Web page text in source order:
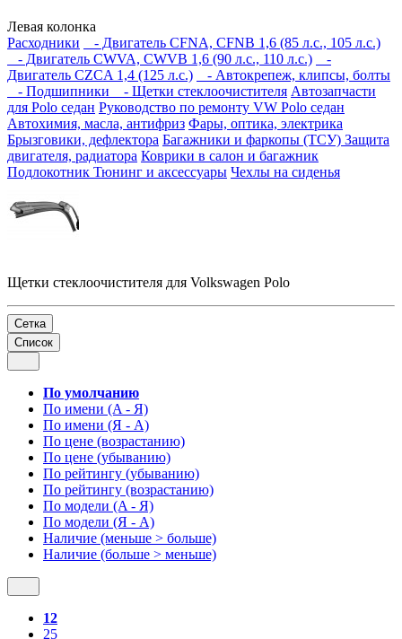
Левая колонка
Расходники
- Двигатель CFNA, CFNB 1,6 (85 л.с., 105 л.с.)
- Двигатель CWVA, CWVB 1,6 (90 л.с., 110 л.с.)
-
Двигатель CZCA 1,4 (125 л.с.)
- Автокрепеж, клипсы, болты
- Подшипники
- Щетки стеклоочистителя Автозапчасти
для Polo седан Руководство по ремонту VW Polo седан
Автохимия, масла, антифриз Фары, оптика, электрика
Брызговики, дефлектора Багажники и фаркопы (ТСУ) Защита
двигателя, радиатора Коврики в салон и багажник
Подлокотник Тюнинг и аксессуары Чехлы на сиденья
Щетки стеклоочистителя для Volkswagen Polo
Сетка
Список
По умолчанию
По имени (A - Я)
По имени (Я - A)
По цене (возрастанию)
По цене (убыванию)
По рейтингу (убыванию)
По рейтингу (возрастанию)
По модели (A - Я)
По модели (Я - A)
Наличие (меньше > больше)
Наличие (больше > меньше)
12
25